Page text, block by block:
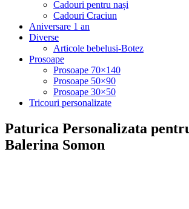
Cadouri pentru nași
Cadouri Craciun
Aniversare 1 an
Diverse
Articole bebelusi-Botez
Prosoape
Prosoape 70×140
Prosoape 50×90
Prosoape 30×50
Tricouri personalizate
Paturica Personalizata
Balerina Somon